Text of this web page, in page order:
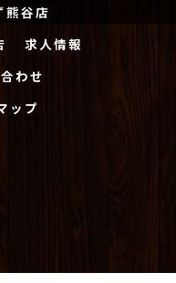
熊谷店
求人情報
わせ
ップ